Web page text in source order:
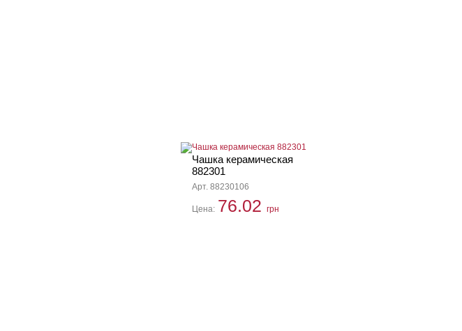
Чашка керамическая
882301
Арт. 88230106
Цена: 76.02 грн